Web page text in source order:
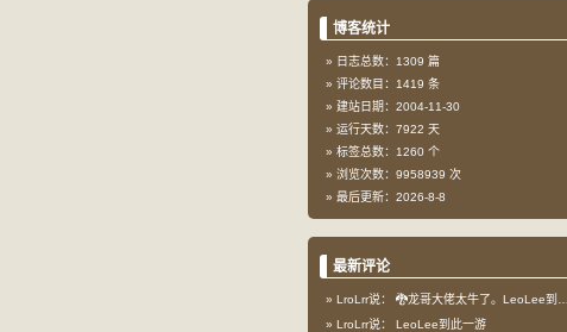
博客统计
日志总数：1309 篇
评论数目：1419 条
建站日期：2004-11-30
运行天数：7922 天
标签总数：1260 个
浏览次数：9958939 次
最后更新：2026-8-8
最新评论
LroLrr说： 🐉龙哥大佬太牛了。LeoLee到此一游
LroLrr说： LeoLee到此一游